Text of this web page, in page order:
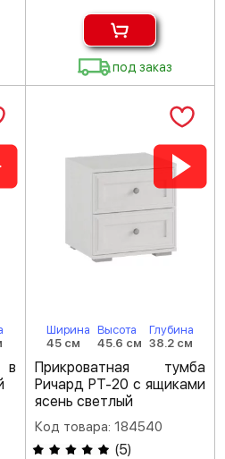
под заказ
в
Ширина
45 см
Высота
45.6 см
Глубина
38.2 см
Прикроватная тумба
Ричард РТ-20 с ящиками
ясень светлый
Код товара: 184540
(5)